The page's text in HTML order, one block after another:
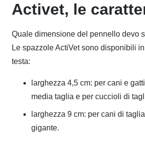
Activet, le
Quale dimensione del pennello devo
Le spazzole ActiVet sono disponibili
testa:
larghezza 4,5 cm: per cani e
media taglia e per cuccioli di
larghezza 9 cm: per cani di
gigante.